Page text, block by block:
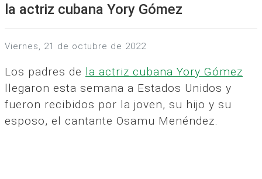
la actriz cubana Yory Gómez
viernes, 21 de octubre de 2022
Los padres de la actriz cubana Yory Gómez
llegaron esta semana a Estados Unidos y
fueron recibidos por la joven, su hijo y su
esposo, el cantante Osamu Menéndez.